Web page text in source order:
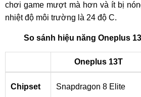
chơi game mượt mà hơn và ít bị
nhiệt độ môi trường là 24 độ C.
So sánh hiệu năng Oneplus
Oneplus 13T
Chipset Snapdragon 8 Elite